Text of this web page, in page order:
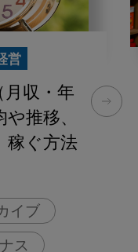
営
月収・年
推移、
稼ぐ方法
イブ
ス